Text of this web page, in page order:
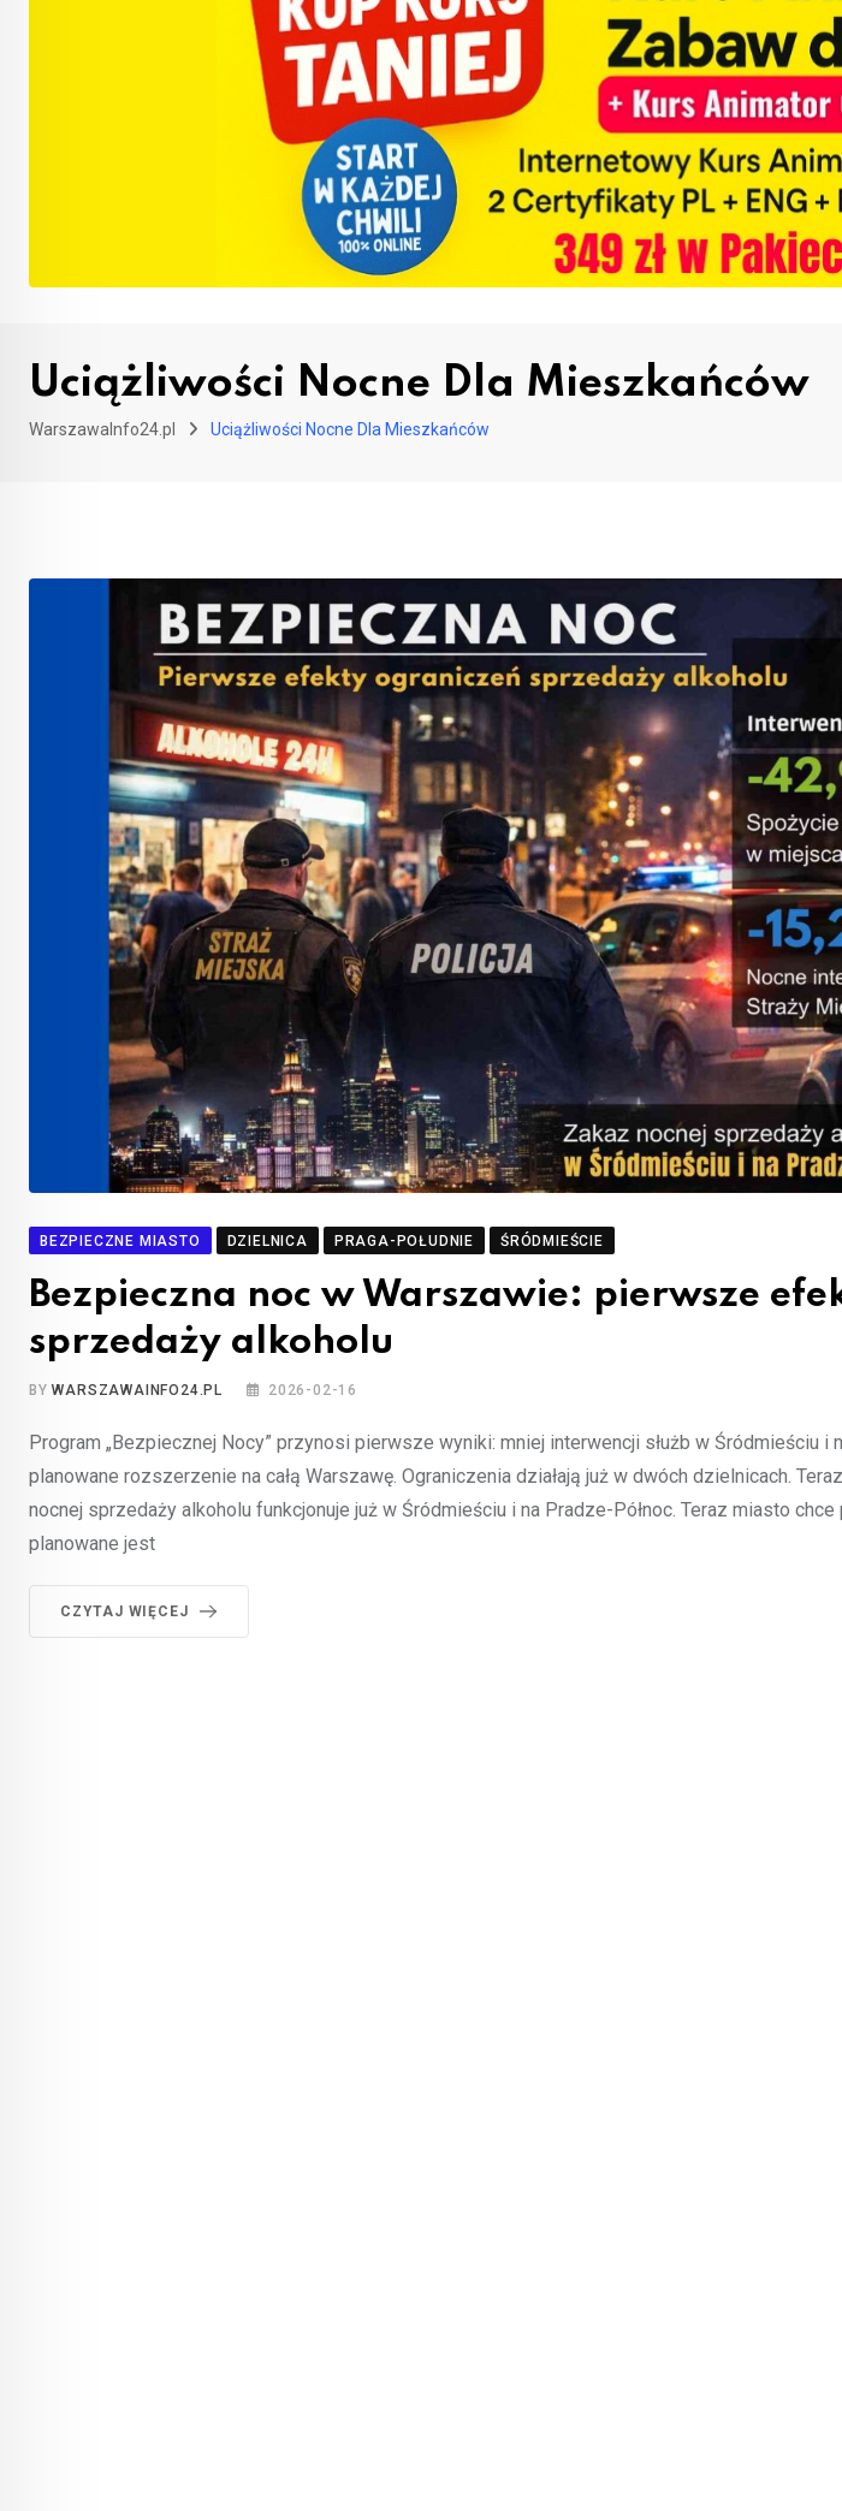
Uciążliwości Nocne Dla Mieszkańców
WarszawaInfo24.pl Uciążliwości Nocne Dla Mieszkańców
BEZPIECZNE MIASTO DZIELNICA PRAGA-POŁUDNIE ŚRÓDMIEŚCIE
Bezpieczna noc w Warszawie: pierwsze
sprzedaży alkoholu
BYWARSZAWAINFO24.PL 2026-02-16
Program „Bezpiecznej Nocy” przynosi pierwsze wyniki: mniej interwencji służb w Śródmieściu i
planowane rozszerzenie na całą Warszawę. Ograniczenia działają już w dwóch dzielnicach.
nocnej sprzedaży alkoholu funkcjonuje już w Śródmieściu i na Pradze-Północ. Teraz miasto
planowane jest
CZYTAJ WIĘCEJ